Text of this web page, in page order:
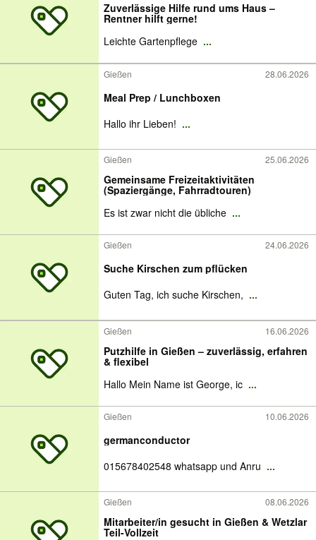
Zuverlässige Hilfe rund ums Haus –
Rentner hilft gerne!
Leichte Gartenpflege ...
Gießen 28.06.2026
Meal Prep / Lunchboxen
Hallo ihr Lieben! ...
Gießen 25.06.2026
Gemeinsame Freizeitaktivitäten
(Spaziergänge, Fahrradtouren)
Es ist zwar nicht die übliche ...
Gießen 24.06.2026
Suche Kirschen zum pflücken
Guten Tag, ich suche Kirschen, ...
Gießen 16.06.2026
Putzhilfe in Gießen – zuverlässig, erfahren
& flexibel
Hallo Mein Name ist George, ic ...
Gießen 10.06.2026
germanconductor
015678402548 whatsapp und Anru ...
Gießen 08.06.2026
Mitarbeiter/in gesucht in Gießen & Wetzlar
Teil-Vollzeit